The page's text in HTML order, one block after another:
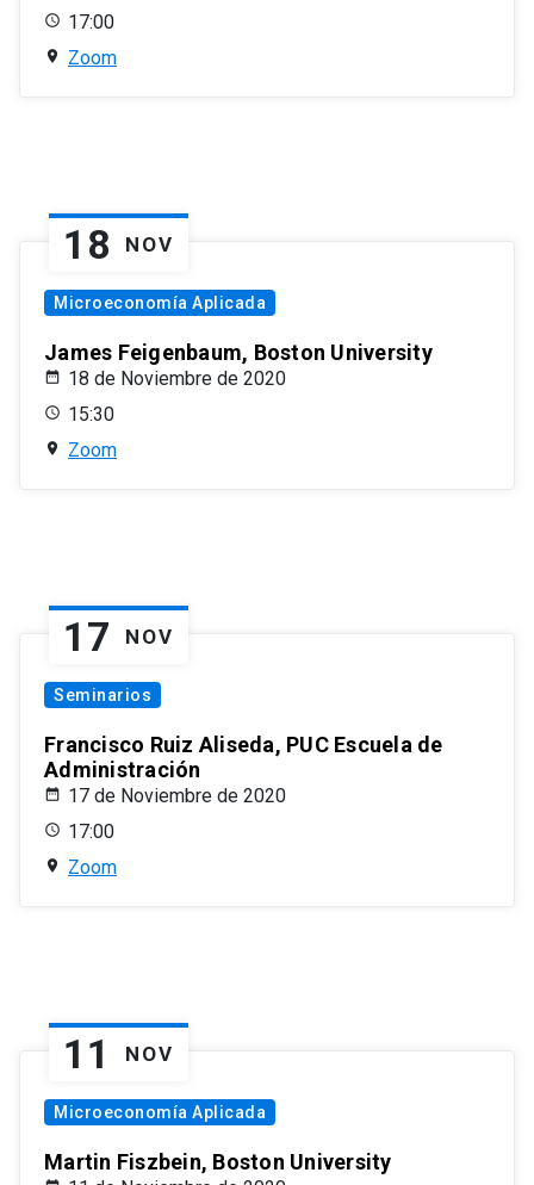
17:00
Zoom
18 NOV
Microeconomía Aplicada
James Feigenbaum, Boston University
18 de Noviembre de 2020
15:30
Zoom
17 NOV
Seminarios
Francisco Ruiz Aliseda, PUC Escuela de
Administración
17 de Noviembre de 2020
17:00
Zoom
11 NOV
Microeconomía Aplicada
Martin Fiszbein, Boston University